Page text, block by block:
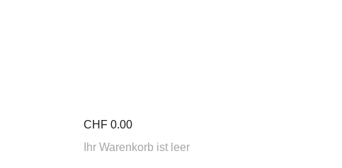
CHF 0.00
Ihr Warenkorb ist leer